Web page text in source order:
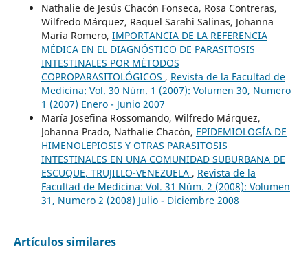
Nathalie de Jesús Chacón Fonseca, Rosa Contreras,
Wilfredo Márquez, Raquel Sarahi Salinas, Johanna
María Romero, IMPORTANCIA DE LA REFERENCIA
MÉDICA EN EL DIAGNÓSTICO DE PARASITOSIS
INTESTINALES POR MÉTODOS
COPROPARASITOLÓGICOS , Revista de la Facultad de
Medicina: Vol. 30 Núm. 1 (2007): Volumen 30, Numero
1 (2007) Enero - Junio 2007
María Josefina Rossomando, Wilfredo Márquez,
Johanna Prado, Nathalie Chacón, EPIDEMIOLOGÍA DE
HIMENOLEPIOSIS Y OTRAS PARASITOSIS
INTESTINALES EN UNA COMUNIDAD SUBURBANA DE
ESCUQUE, TRUJILLO-VENEZUELA , Revista de la
Facultad de Medicina: Vol. 31 Núm. 2 (2008): Volumen
31, Numero 2 (2008) Julio - Diciembre 2008
Artículos similares